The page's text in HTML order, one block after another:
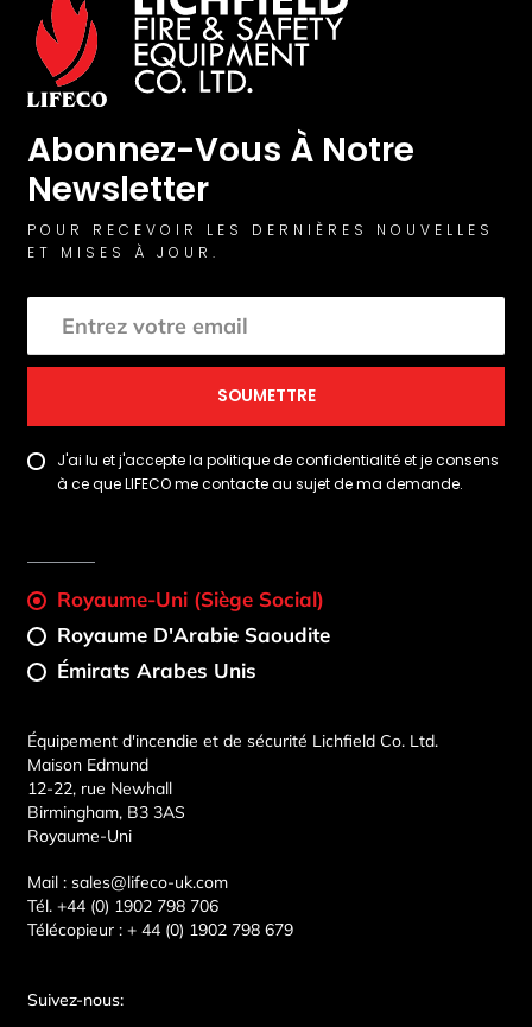
Abonnez-Vous À Notre
Newsletter
POUR RECEVOIR LES DERNIÈRES NOUVELLES
ET MISES À JOUR.
SOUMETTRE
J'ai lu et j'accepte la politique de confidentialité et je consens
à ce que LIFECO me contacte au sujet de ma demande.
Royaume-Uni (Siège Social)
Royaume D'Arabie Saoudite
Émirats Arabes Unis
Équipement d'incendie et de sécurité Lichfield Co. Ltd.
Maison Edmund
12-22, rue Newhall
Birmingham, B3 3AS
Royaume-Uni
Mail :sales@lifeco-uk.com
Tél. +44 (0) 1902 798 706
Télécopieur :+ 44 (0) 1902 798 679
Suivez-nous: